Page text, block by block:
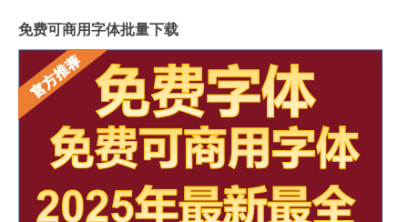
免费可商用字体批量下载